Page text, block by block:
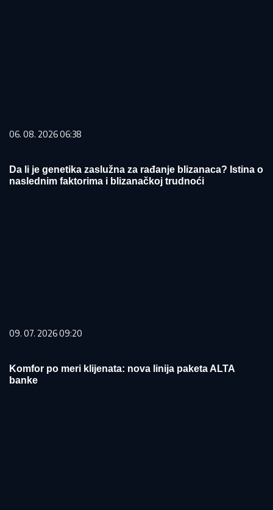
06. 08. 2026 06:38
Da li je genetika zaslužna za rađanje blizanaca? Istina o
naslednim faktorima i blizanačkoj trudnoći
09. 07. 2026 09:20
Komfor po meri klijenata: nova linija paketa ALTA
banke